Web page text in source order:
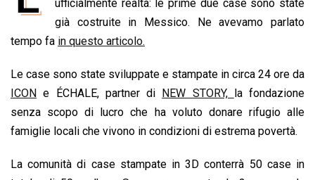
o
k
t
s
A
p
k
e
d
n
e
a
d
l
y
L
k
n
t
ufficialmente realtà: le prime due case sono state
già costruite in Messico. Ne avevamo parlato
tempo fa in questo articolo.
Le case sono state sviluppate e stampate in circa 24 ore da
ICON e ÉCHALE, partner di NEW STORY, la fondazione
senza scopo di lucro che ha voluto donare rifugio alle
famiglie locali che vivono in condizioni di estrema povertà.
La comunità di case stampate in 3D conterrà 50 case in